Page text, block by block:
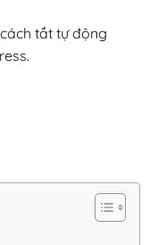
tắt tự động